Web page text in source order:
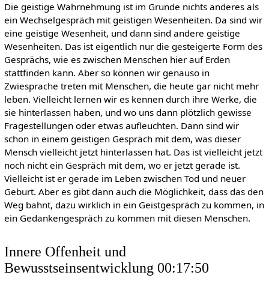
Die geistige Wahrnehmung ist im Grunde nichts anderes als
ein Wechselgespräch mit geistigen Wesenheiten. Da sind wir
eine geistige Wesenheit, und dann sind andere geistige
Wesenheiten. Das ist eigentlich nur die gesteigerte Form des
Gesprächs, wie es zwischen Menschen hier auf Erden
stattfinden kann. Aber so können wir genauso in
Zwiesprache treten mit Menschen, die heute gar nicht mehr
leben. Vielleicht lernen wir es kennen durch ihre Werke, die
sie hinterlassen haben, und wo uns dann plötzlich gewisse
Fragestellungen oder etwas aufleuchten. Dann sind wir
schon in einem geistigen Gespräch mit dem, was dieser
Mensch vielleicht jetzt hinterlassen hat. Das ist vielleicht jetzt
noch nicht ein Gespräch mit dem, wo er jetzt gerade ist.
Vielleicht ist er gerade im Leben zwischen Tod und neuer
Geburt. Aber es gibt dann auch die Möglichkeit, dass das den
Weg bahnt, dazu wirklich in ein Geistgespräch zu kommen, in
ein Gedankengespräch zu kommen mit diesen Menschen.
Innere Offenheit und
Bewusstseinsentwicklung 00:17:50